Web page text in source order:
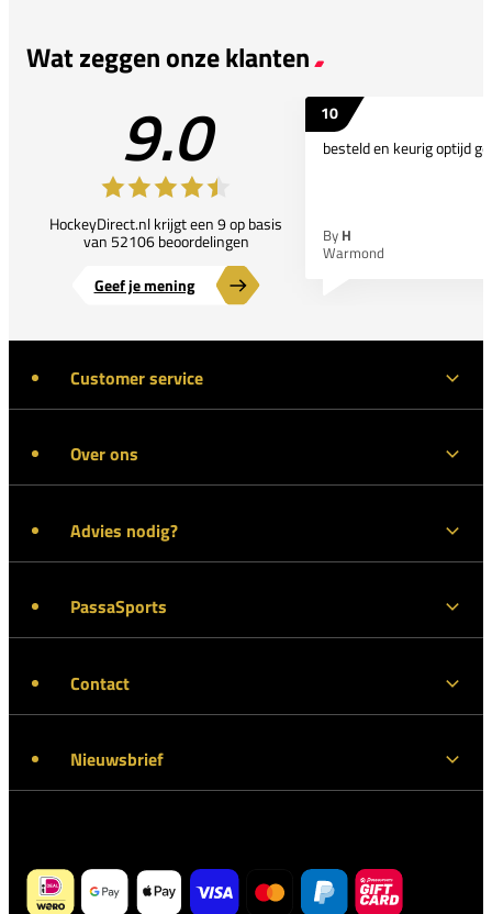
Wat zeggen onze klanten
9.0
HockeyDirect.nl krijgt een 9 op basis
van 52106 beoordelingen
Geef je mening
10
besteld en keurig optijd
By H
Warmond
Customer service
Over ons
Advies nodig?
PassaSports
Contact
Nieuwsbrief